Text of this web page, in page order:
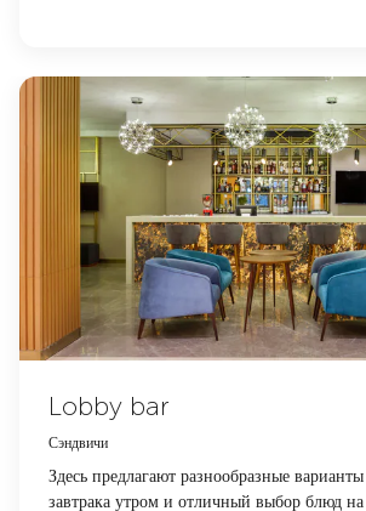
Lobby bar
Сэндвичи
Здесь предлагают разнообразные
завтрака утром и отличный выбор блюд